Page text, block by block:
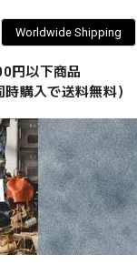
Worldwide Shipping
円以下商品
時購入で送料無料）